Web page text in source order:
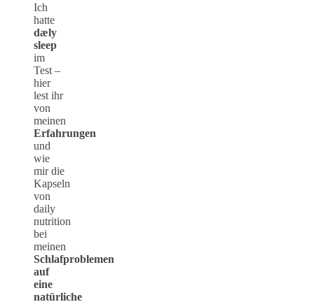
Ich
hatte
dæly
sleep
im
Test –
hier
lest ihr
von
meinen
Erfahrungen
und
wie
mir die
Kapseln
von
daily
nutrition
bei
meinen
Schlafproblemen
auf
eine
natürliche